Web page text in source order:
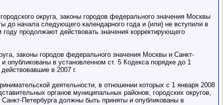
округа, законы городов федерального значения Москвы
до начала следующего календарного года и (или) не вступили в
продолжают действовать значения корректирующего
законы городов федерального значения Москвы и Санкт-
опубликованы в установленном ст. 5 Кодекса порядке до 1
в 2007 г.
деятельности, в отношении которых с 1 января 2008
органов муниципальных районов, городских округов,
Петербурга должны быть приняты и опубликованы в